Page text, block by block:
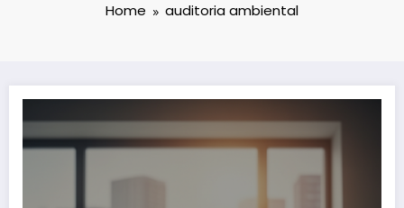
Home auditoria ambiental